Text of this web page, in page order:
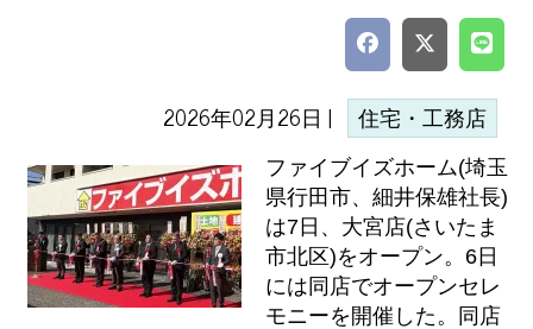
2026年02月26日 | 住宅・工務店
ファイブイズホーム(埼玉
県行田市、細井保雄社長)
は7日、大宮店(さいたま
市北区)をオープン。6日
には同店でオープンセレ
モニーを開催した。同店